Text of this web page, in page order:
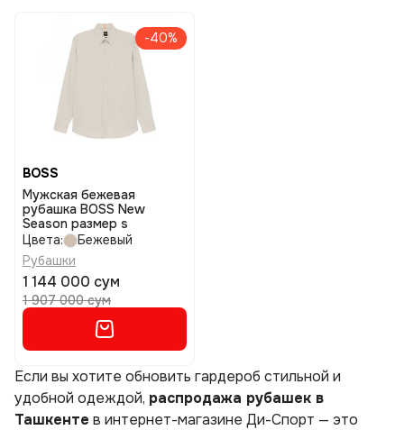
-40%
BOSS
Мужская бежевая
рубашка BOSS New
Season размер s
Цвета:
Бежевый
Рубашки
1 144 000 сум
1 907 000 сум
Если вы хотите обновить гардероб стильной и
удобной одеждой, распродажа рубашек в
Ташкенте в интернет-магазине Ди-Спорт — это